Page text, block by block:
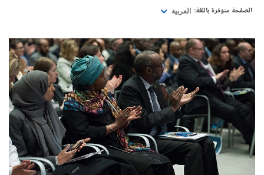
الصفحة متوفرة باللغة: العربية